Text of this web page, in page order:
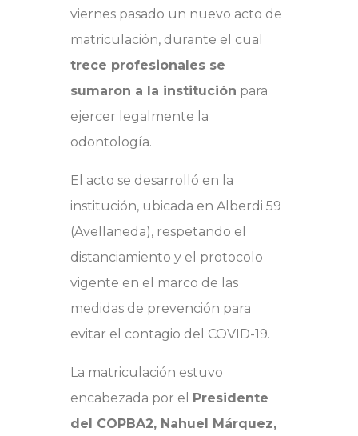
viernes pasado un nuevo acto de
matriculación, durante el cual
trece profesionales se
sumaron a la institución para
ejercer legalmente la
odontología.
El acto se desarrolló en la
institución, ubicada en Alberdi 59
(Avellaneda), respetando el
distanciamiento y el protocolo
vigente en el marco de las
medidas de prevención para
evitar el contagio del COVID-19.
La matriculación estuvo
encabezada por el Presidente
del COPBA2, Nahuel Márquez,